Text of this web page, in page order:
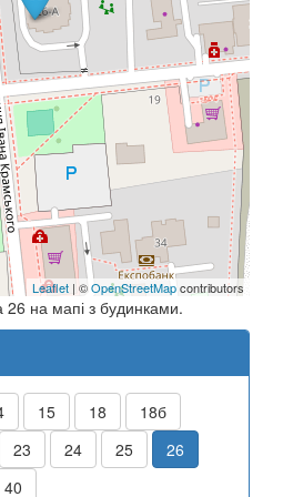
Leaflet | ©OpenStreetMapcontributors
26 на мапі з будинками.
15 18
18б
23 24 25
26
40